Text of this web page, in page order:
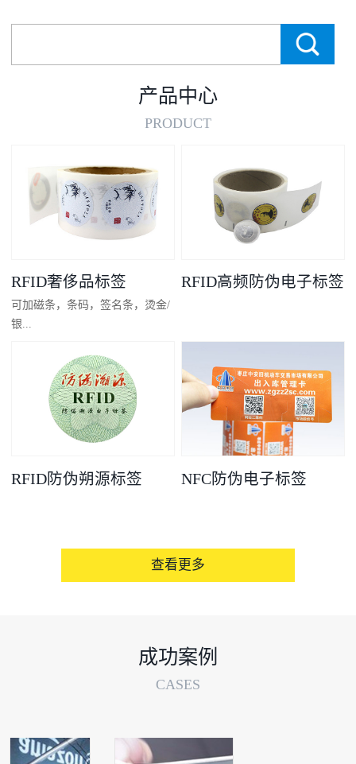
产品中心
PRODUCT
RFID奢侈品标签
可加磁条，条码，签名条，烫金/
银...
凸码，金/银底
RFID高频防伪电子标签
RFID防伪朔源标签 NFC防伪电子标签
查看更多
成功案例
CASES